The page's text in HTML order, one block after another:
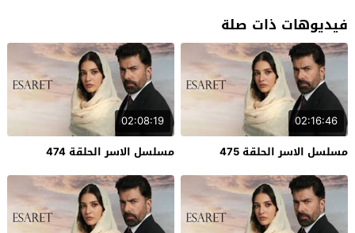
فيديوهات ذات صلة
02:16:46
مسلسل الاسر الحلقة 475
02:08:19
مسلسل الاسر الحلقة 474